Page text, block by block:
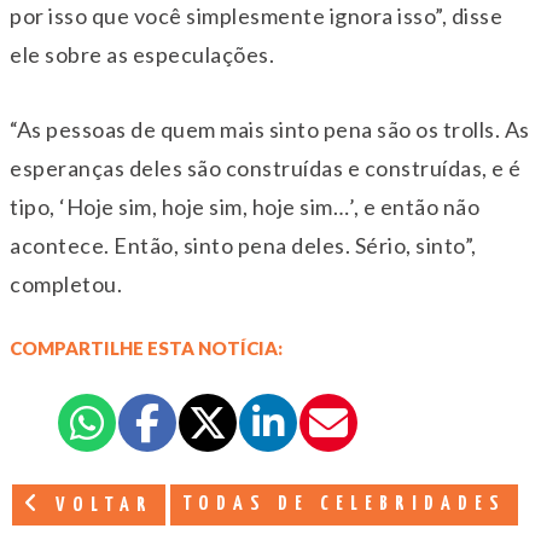
por isso que você simplesmente ignora isso”, disse
ele sobre as especulações.
“As pessoas de quem mais sinto pena são os trolls. As
esperanças deles são construídas e construídas, e é
tipo, ‘Hoje sim, hoje sim, hoje sim…’, e então não
acontece. Então, sinto pena deles. Sério, sinto”,
completou.
COMPARTILHE ESTA NOTÍCIA:
VOLTAR TODAS DE CELEBRIDADES